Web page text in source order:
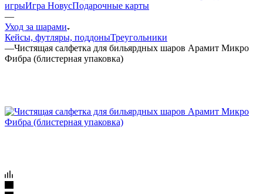
игрыИгра НовусПодарочные карты
—
Уход за шарами
Кейсы, футляры, поддоныТреугольники
—Чистящая салфетка для бильярдных шаров Арамит Микро
Фибра (блистерная упаковка)